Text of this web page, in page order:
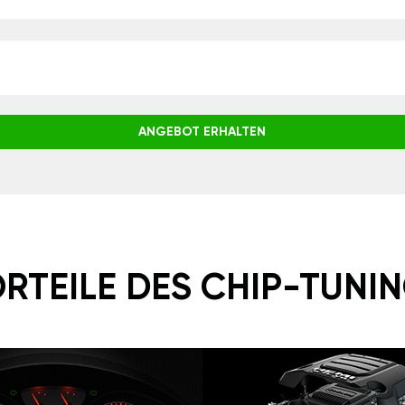
ANGEBOT ERHALTEN
DES CHIP-